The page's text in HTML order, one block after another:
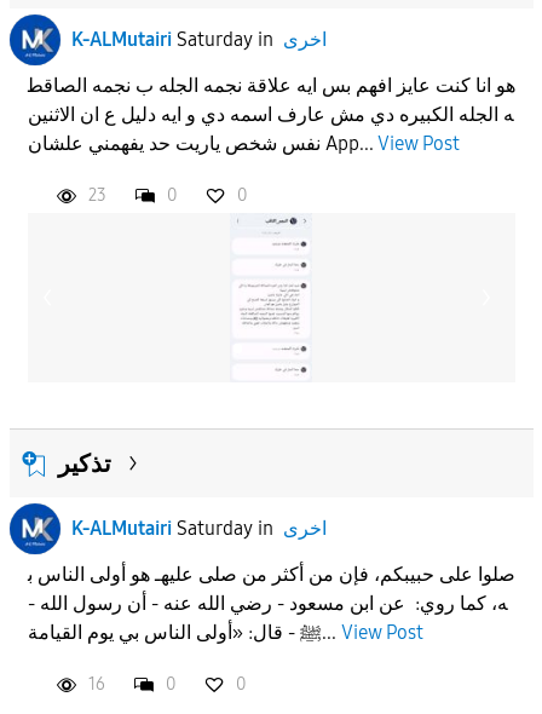
K-ALMutairi Saturdayin اخرى
هو انا كنت عايز افهم بس ايه علاقة نجمه الجله ب نجمه الصاقط
ه الجله الكبيره دي مش عارف اسمه دي و ايه دليل ع ان الاثنين
نفس شخص ياريت حد يفهمني علشان App... View Post
23 0 0
تذكير
K-ALMutairi Saturdayin اخرى
صلوا على حبيبكم، فإن من أكثر من صلى عليهـ هو أولى الناس ب
ه، كما روي: عن ابن مسعود - رضي الله عنه - أن رسول الله -
ﷺ - قال: «أولى الناس بي يوم القيامة... View Post
16 0 0